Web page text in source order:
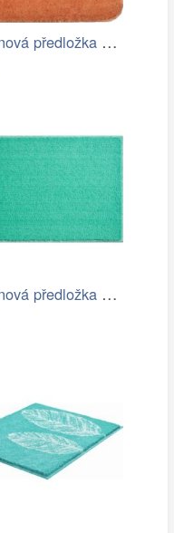
Koupelnová předložka Optima 55x55 cm…
Koupelnová předložka ROMAN